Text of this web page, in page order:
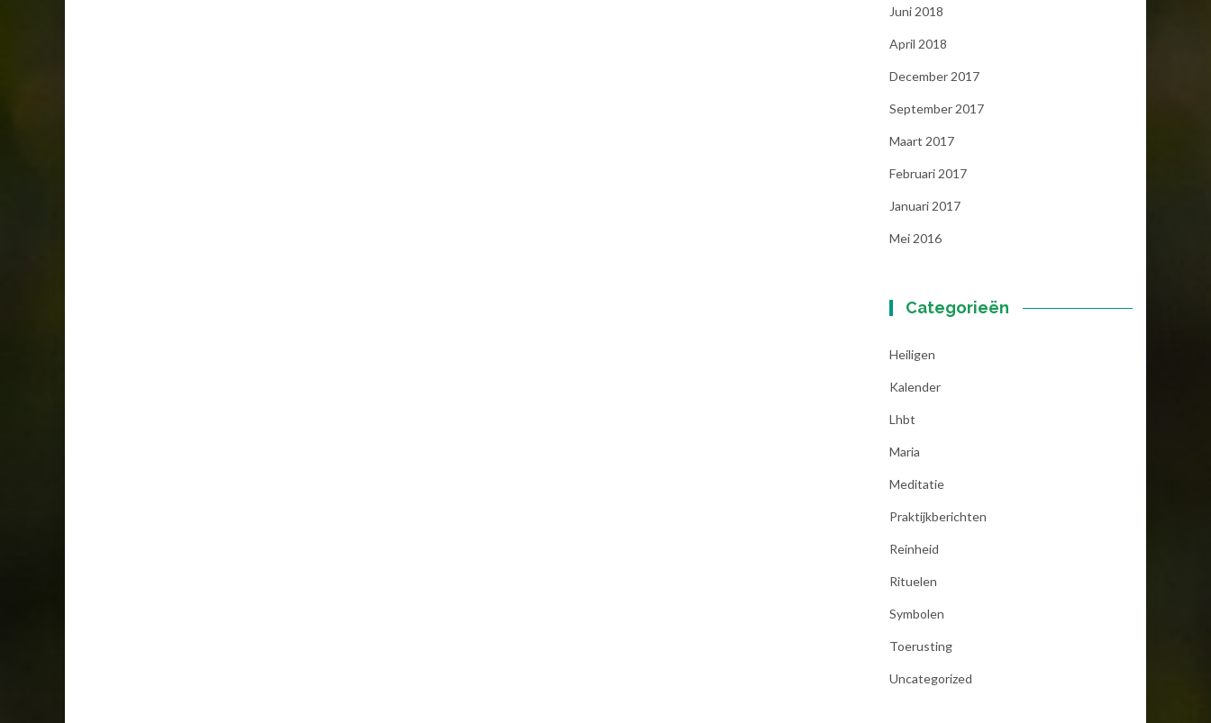
Juni 2018
April 2018
December 2017
September 2017
Maart 2017
Februari 2017
Januari 2017
Mei 2016
Categorieën
Heiligen
Kalender
Lhbt
Maria
Meditatie
Praktijkberichten
Reinheid
Rituelen
Symbolen
Toerusting
Uncategorized